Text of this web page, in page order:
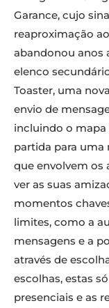
Garance, cujo
reaproximação
abandonou anos
elenco
Toaster, uma
envio de
incluindo o mapa
partida para uma
que envolvem os
ver as suas
momentos
limites, como a
mensagens e a
através de
escolhas, estas
presenciais e as